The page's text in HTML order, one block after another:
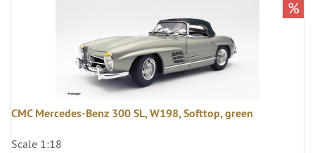
CMC Mercedes-Benz 300 SL, W198, Softtop, green
Scale 1:18
%